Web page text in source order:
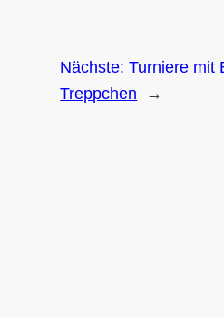
Nächste:Turniere mit
Treppchen
→